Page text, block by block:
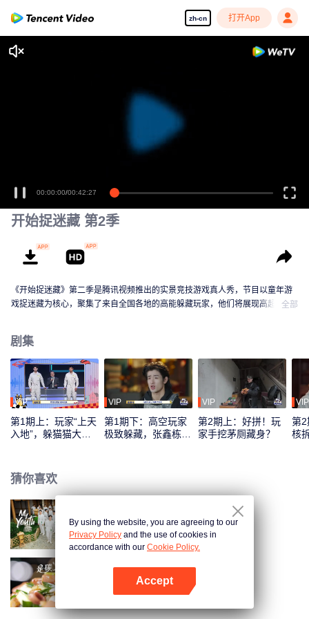
zh-cn 打开App
00:00:00/00:42:27
开始捉迷藏 第2季
《开始捉迷藏》第二季是腾讯视频推出的实景竞技游戏真人秀，节目以童年游
戏捉迷藏为核心，聚集了来自全国各地的高能躲藏玩家，他们将展现高超的手
全部
剧集
VIP
第1期上：玩家“上天
入地”，躲猫猫大战
VIP
第1期下：高空玩家
极致躲藏，张鑫栋破
VIP
第2期上：好拼！玩
家手挖茅厕藏身？
VIP
第2
核
猜你喜欢
少年行
是碳水啊·诱人美食精编
By using the website, you are agreeing to our
Privacy Policy and the use of cookies in
accordance with our Cookie Policy.
Accept